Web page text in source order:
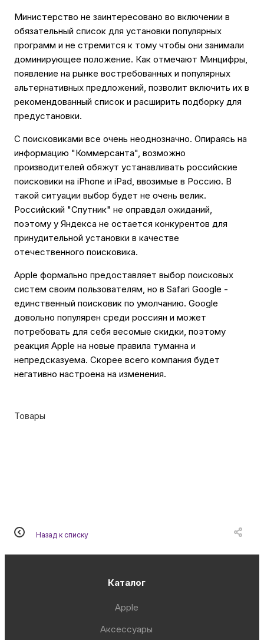
Министерство не заинтересовано во включении в
обязательный список для установки популярных
программ и не стремится к тому чтобы они занимали
доминирующее положение. Как отмечают Минцифры,
появление на рынке востребованных и популярных
альтернативных предложений, позволит включить их в
рекомендованный список и расширить подборку для
предустановки.
С поисковиками все очень неоднозначно. Опираясь на
информацию "Коммерсанта", возможно
производителей обяжут устанавливать российские
поисковики на iPhone и iPad, ввозимые в Россию. В
такой ситуации выбор будет не очень велик.
Российский "Спутник" не оправдал ожиданий,
поэтому у Яндекса не остается конкурентов для
принудительной установки в качестве
отечественного поисковика.
Apple формально предоставляет выбор поисковых
систем своим пользователям, но в Safari Google -
единственный поисковик по умолчанию. Google
довольно популярен среди россиян и может
потребовать для себя весомые скидки, поэтому
реакция Apple на новые правила туманна и
непредсказуема. Скорее всего компания будет
негативно настроена на изменения.
Товары
Назад к списку
Каталог
Apple
Аксессуары